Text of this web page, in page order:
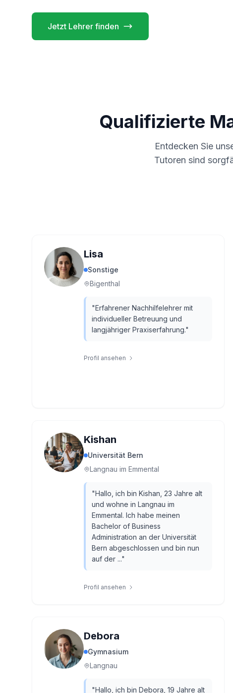
Jetzt Lehrer finden
Qualifizierte
Entdecken Sie
Tutoren sind
Lisa
Sonstige
Bigenthal
"Erfahrener Nachhilfelehrer mit
individueller Betreuung und
langjähriger Praxiserfahrung."
Profil ansehen
Kishan
Universität Bern
Langnau im Emmental
"Hallo, ich bin Kishan, 23 Jahre alt
und wohne in Langnau im
Emmental. Ich habe meinen
Bachelor of Business
Administration an der Universität
Bern abgeschlossen und bin nun
auf der ..."
Profil ansehen
Debora
Gymnasium
Langnau
"Hallo, ich bin Debora, 19 Jahre alt